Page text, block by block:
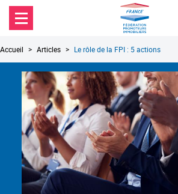
Aller au contenu principal
Aller au
Aller à la recherche
FPI
France
Accueil Articles Le rôle de la FPI : 5 actions